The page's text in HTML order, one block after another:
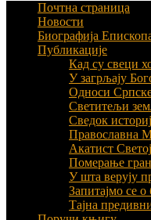
Почтна страница
Новости
Биографија
Публикације
Кад су свеци
У загрљају
Односи
Светитељи
Сведок
Православна
Акатист
Померање
У шта верују
Запитајмо се
Тајна